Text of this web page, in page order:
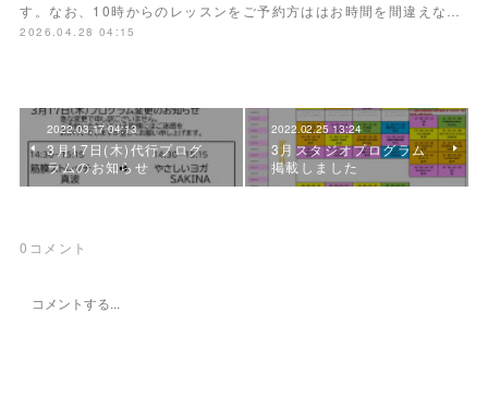
す。なお、10時からのレッスンをご予約方ははお時間を間違えな…
2026.04.28 04:15
2022.03.17 04:13
3月17日(木)代行プログ
ラムのお知らせ
2022.02.25 13:24
3月スタジオプログラム
掲載しました
0 コメント